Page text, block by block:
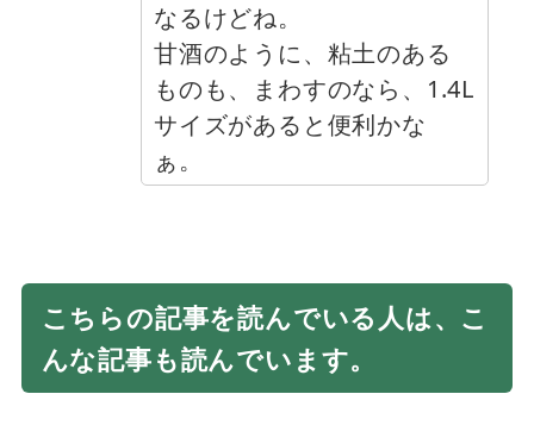
なるけどね。
甘酒のように、粘土のある
ものも、まわすのなら、1.4L
サイズがあると便利かな
ぁ。
こちらの記事を読んでいる人は、こ
んな記事も読んでいます。